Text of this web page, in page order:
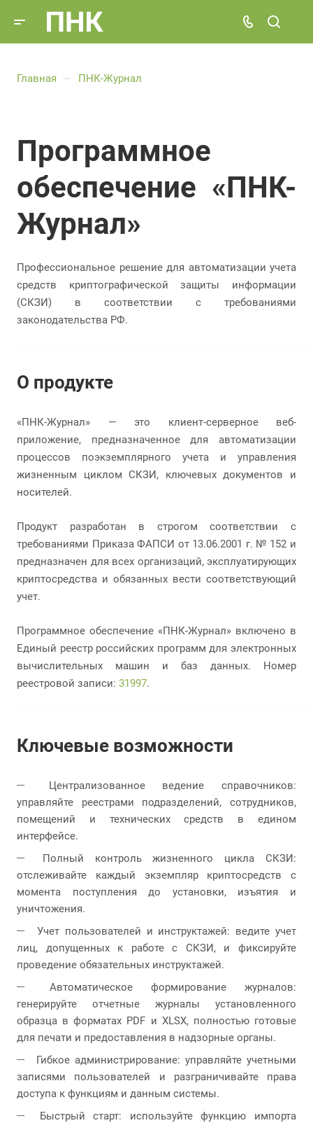
Главная — ПНК-Журнал
Программное
обеспечение «ПНК-
Журнал»
Профессиональное решение для автоматизации учета
средств криптографической защиты информации
(СКЗИ) в соответствии с требованиями
законодательства РФ.
О продукте
«ПНК-Журнал» — это клиент-серверное веб-
приложение, предназначенное для автоматизации
процессов поэкземплярного учета и управления
жизненным циклом СКЗИ, ключевых документов и
носителей.
Продукт разработан в строгом соответствии с
требованиями Приказа ФАПСИ от 13.06.2001 г. № 152 и
предназначен для всех организаций, эксплуатирующих
криптосредства и обязанных вести соответствующий
учет.
Программное обеспечение «ПНК-Журнал» включено в
Единый реестр российских программ для электронных
вычислительных машин и баз данных. Номер
реестровой записи: 31997.
Ключевые возможности
Централизованное ведение справочников:
управляйте реестрами подразделений, сотрудников,
помещений и технических средств в едином
интерфейсе.
Полный контроль жизненного цикла СКЗИ:
отслеживайте каждый экземпляр криптосредств с
момента поступления до установки, изъятия и
уничтожения.
Учет пользователей и инструктажей: ведите учет
лиц, допущенных к работе с СКЗИ, и фиксируйте
проведение обязательных инструктажей.
Автоматическое формирование журналов:
генерируйте отчетные журналы установленного
образца в форматах PDF и XLSX, полностью готовые
для печати и предоставления в надзорные органы.
Гибкое администрирование: управляйте учетными
записями пользователей и разграничивайте права
доступа к функциям и данным системы.
Быстрый старт: используйте функцию импорта